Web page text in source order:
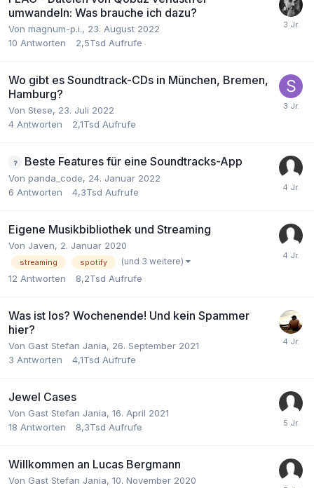
umwandeln: Was brauche ich dazu?
Von magnum-p.i., 23. August 2022
10 Antworten 2,5Tsd Aufrufe
Wo gibt es Soundtrack-CDs in München, Bremen,
Hamburg?
Von Stese, 23. Juli 2022
4 Antworten 2,1Tsd Aufrufe
Beste Features für eine Soundtracks-App
Von panda_code, 24. Januar 2022
6 Antworten 4,3Tsd Aufrufe
Eigene Musikbibliothek und Streaming
Von Javen, 2. Januar 2020
streaming spotify (und 3 weitere)
12 Antworten 8,2Tsd Aufrufe
Was ist los? Wochenende! Und kein Spammer
hier?
Von Gast Stefan Jania, 26. September 2021
3 Antworten 4,1Tsd Aufrufe
Jewel Cases
Von Gast Stefan Jania, 16. April 2021
18 Antworten 8,3Tsd Aufrufe
Willkommen an Lucas Bergmann
Von Gast Stefan Jania, 10. November 2020